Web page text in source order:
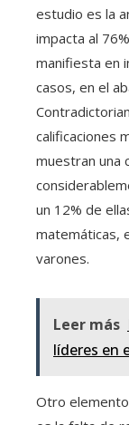
estudio es la
impacta al
manifiesta en
casos, en el
calificaciones
muestran una
un 12% de
matemáticas,
varones.
Leer más
líderes en
Otro